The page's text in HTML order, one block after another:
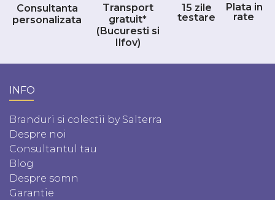
Consultanta
personalizata
Transport
gratuit*
(Bucuresti si
Ilfov)
15 zile
testare
Plata in
rate
INFO
Branduri si colectii by Salterra
Despre noi
Consultantul tau
Blog
Despre somn
Garantie